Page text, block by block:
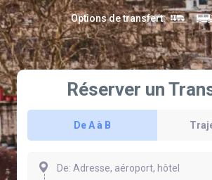
Options de transfert:
Réserver un
De A à B